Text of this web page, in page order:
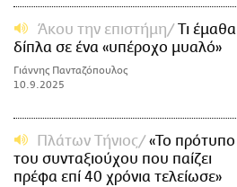
Άκου την επιστήμη
Τι έμαθα
δίπλα σε ένα «υπέροχο μυαλό»
Γιάννης Πανταζόπουλος
10.9.2025
Πλάτων Τήνιος
«Το πρότυπο
του συνταξιούχου που παίζει
πρέφα επί 40 χρόνια τελείωσε»